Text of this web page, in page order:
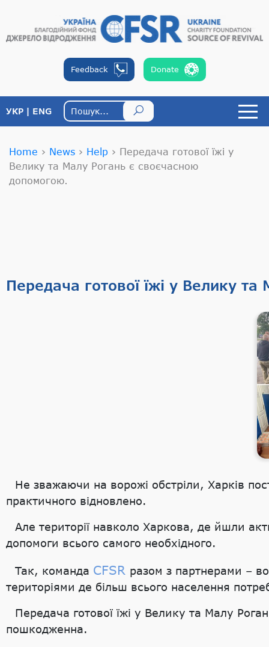
Feedback Donate
УКР ENG
Home › News › Help › Передача готової їжі у
Велику та Малу Рогань є своєчасною
допомогою.
Передача готової їжі у Велику
Не зважаючи на ворожі обстріли, Харків
практичного відновлено.
Але території навколо Харкова, де йшли
допомоги всього самого необхідного.
Так, команда CFSR разом з партнерами –
територіями де більш всього населення
Передача готової їжі у Велику та Малу
пошкодженна.